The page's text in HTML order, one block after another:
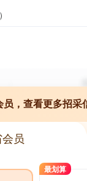
员，查看更多招采
员
最划算